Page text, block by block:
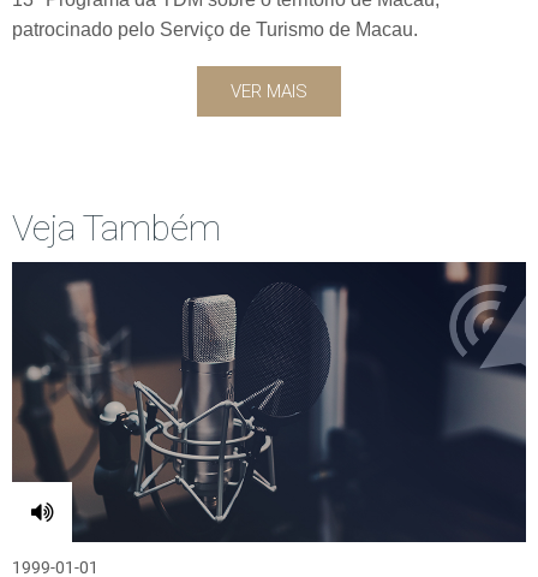
patrocinado pelo Serviço de Turismo de Macau.
VER MAIS
Veja Também
1999-01-01